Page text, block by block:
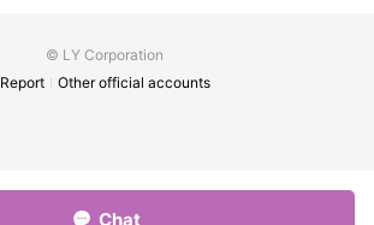
© LY Corporation
Report
Other official accounts
Chat